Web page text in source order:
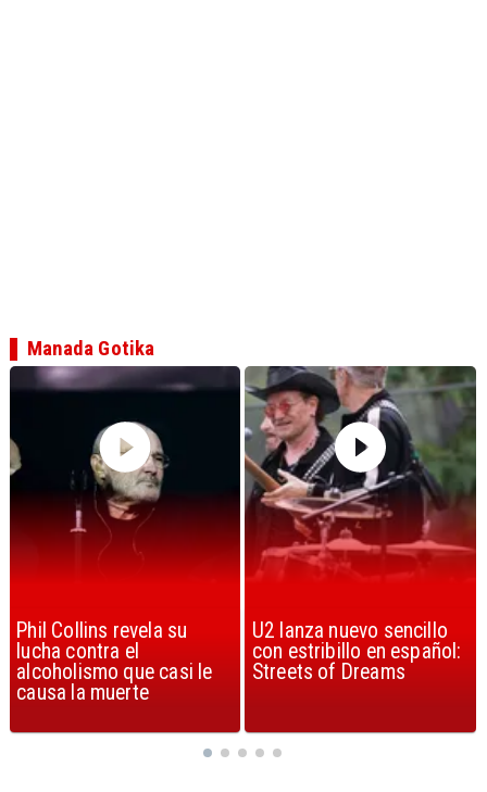
U2 lanza nuevo sencillo
con estribillo en español:
Streets of Dreams
“Africa” de Toto es
considerada la mejor
canción, según la ciencia
Manada Gotika